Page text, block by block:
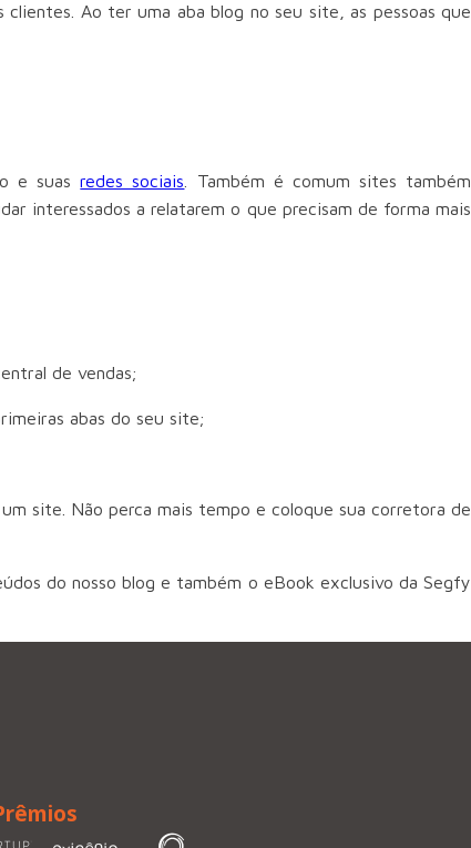
Ao ter uma aba blog no seu site, as pessoas que
e suasredes sociais . Também é comum sites também
interessados a relatarem o que precisam de forma mais
de vendas;
abas do seu site;
site. Não perca mais tempo e coloque sua corretora de
do nosso blog e também o eBook exclusivo da Segfy